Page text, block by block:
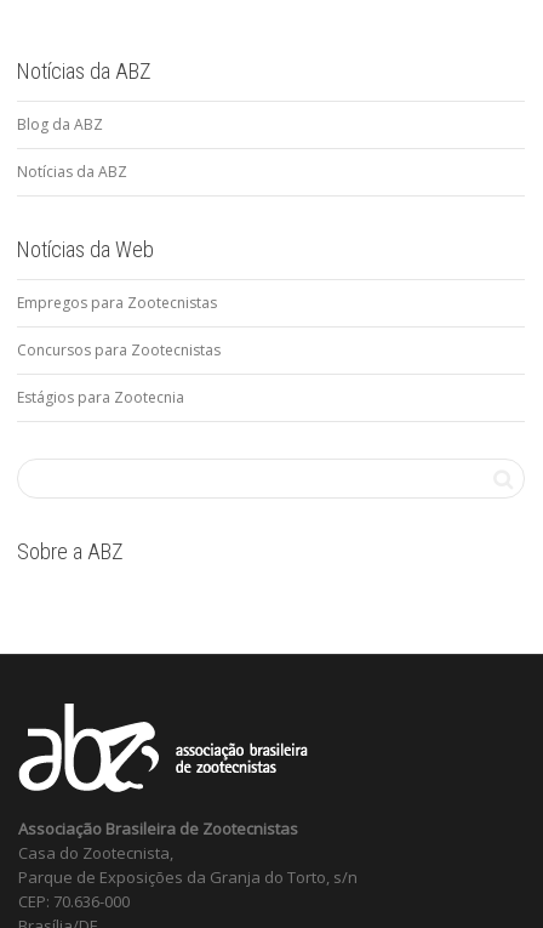
Notícias da ABZ
Blog da ABZ
Notícias da ABZ
Notícias da Web
Empregos para Zootecnistas
Concursos para Zootecnistas
Estágios para Zootecnia
Sobre a ABZ
Associação Brasileira de Zootecnistas
Casa do Zootecnista,
Parque de Exposições da Granja do Torto, s/n
CEP: 70.636-000